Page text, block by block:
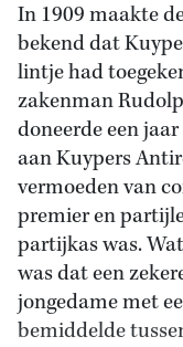
In 1909 maakte
bekend dat
lintje had
zakenman
doneerde een
aan Kuypers
vermoeden van
premier en
partijkas was.
was dat een
jongedame met
bemiddelde